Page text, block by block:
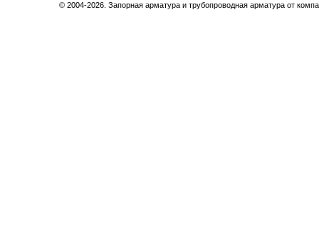
© 2004-2026. Запорная арматура и трубопроводная арматура от